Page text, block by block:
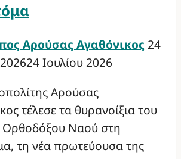
Αρούσας Αγαθόνικος 24
24 Ιουλίου 2026
Αρούσας
τέλεσε τα θυρανοίξια του
Ναού στη
τη νέα πρωτεύουσα της